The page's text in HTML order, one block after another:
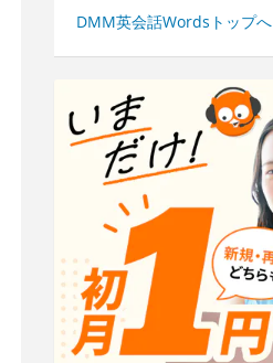
DMM英会話Wordsトップへ